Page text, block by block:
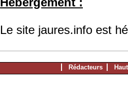
Le site jaures.info est
Rédacteurs